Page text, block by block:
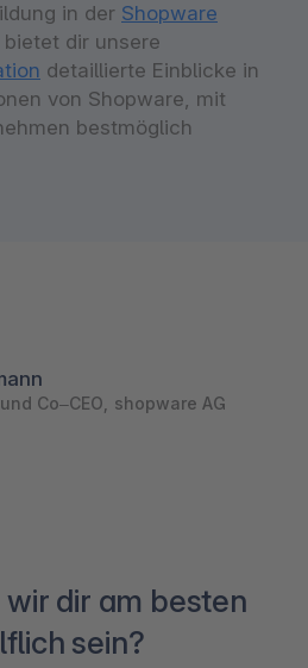
in der Shopware
dir unsere
detaillierte Einblicke in
von Shopware, mit
bestmöglich
Co–CEO, shopware AG
dir am besten
sein?